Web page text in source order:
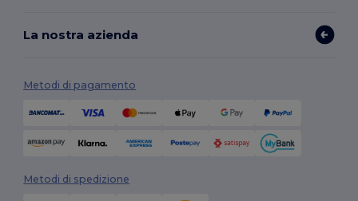
La nostra azienda
Metodi di pagamento
Metodi di spedizione